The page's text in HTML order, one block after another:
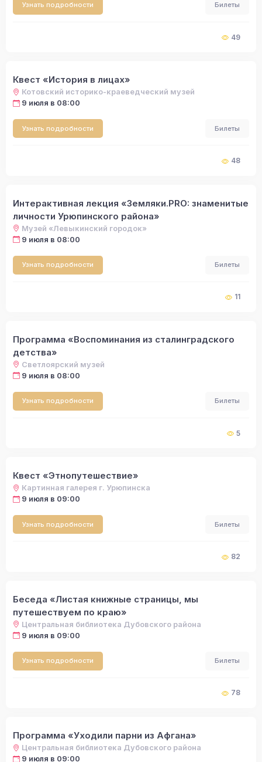
Узнать подробности Билеты
49
Квест «История в лицах»
Котовский историко-краеведческий музей
9 июля в 08:00
Узнать подробности Билеты
48
Интерактивная лекция «Земляки.PRO: знаменитые
личности Урюпинского района»
Музей «Левыкинский городок»
9 июля в 08:00
Узнать подробности Билеты
11
Программа «Воспоминания из сталинградского
детства»
Светлоярский музей
9 июля в 08:00
Узнать подробности Билеты
5
Квест «Этнопутешествие»
Картинная галерея г. Урюпинска
9 июля в 09:00
Узнать подробности Билеты
82
Беседа «Листая книжные страницы, мы
путешествуем по краю»
Центральная библиотека Дубовского района
9 июля в 09:00
Узнать подробности Билеты
78
Программа «Уходили парни из Афгана»
Центральная библиотека Дубовского района
9 июля в 09:00